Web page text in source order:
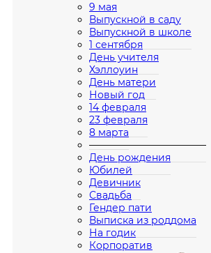
9 мая
Выпускной в саду
Выпускной в школе
1 сентября
День учителя
Хэллоуин
День матери
Новый год
14 февраля
23 февраля
8 марта
————————————
День рождения
Юбилей
Девичник
Свадьба
Гендер пати
Выписка из роддома
На годик
Корпоратив